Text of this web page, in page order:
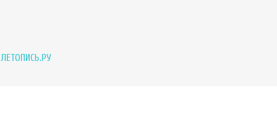
ЛЕТОПИСЬ.РУ